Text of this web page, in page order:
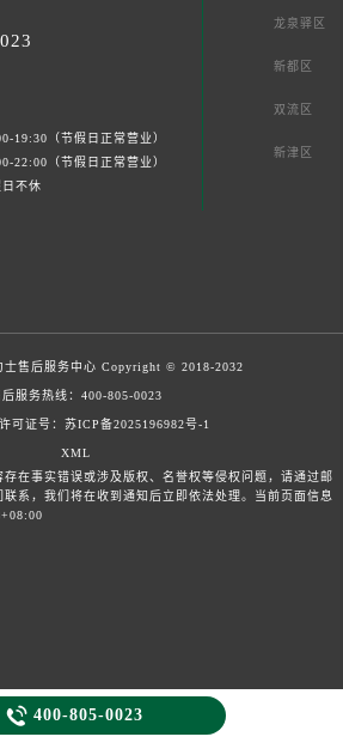
19:30（节假日正常营业）
22:00（节假日正常营业）
不休
龙泉驿区
新都区
双流区
新津区
士售后服务中心 Copyright © 2018-2032
服务热线： 400-805-0023
可证号：苏ICP备2025196982号-1
XML
在事实错误或涉及版权、名誉权等侵权问题，请通过邮
系，我们将在收到通知后立即依法处理。当前页面信息
 400-805-0023